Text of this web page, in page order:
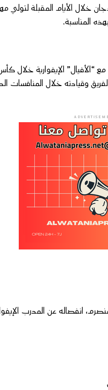
خلال الأيام المقبلة لتولي
المناسبة.
وقيادته خلال المنافسات
لكرة القدم قد أعلن، بتاريخ 31 يوليوز